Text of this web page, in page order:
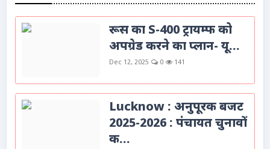
रूस का S-400 ट्रायम्फ को
अपग्रेड करने का प्लान- यू...
Dec 12, 2025 0 141
Lucknow : अनुपूरक बजट
2025-2026 : पंचायत चुनावों
क...